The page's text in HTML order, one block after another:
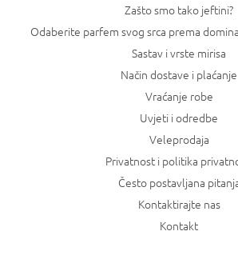
Zašto smo tako jeftini?
Odaberite parfem svog srca prema
Sastav i vrste mirisa
Način dostave i plaćanje
Vraćanje robe
Uvjeti i odredbe
Veleprodaja
Privatnost i politika
Često postavljana
Kontaktirajte nas
Kontakt